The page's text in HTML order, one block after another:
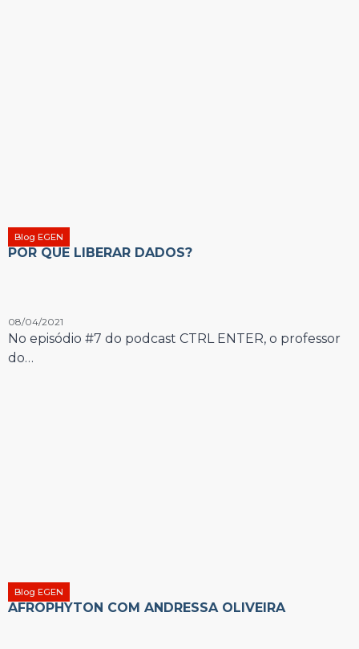
Blog EGEN
POR QUE LIBERAR DADOS?
08/04/2021
No episódio #7 do podcast CTRL ENTER, o professor
do…
Blog EGEN
AFROPHYTON COM ANDRESSA OLIVEIRA